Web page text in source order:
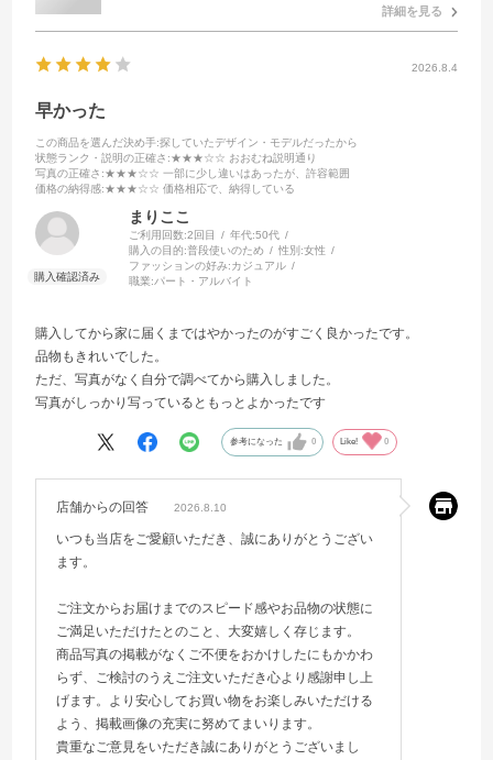
詳細を見る
2026.8.4
早かった
この商品を選んだ決め手:探していたデザイン・モデルだったから
状態ランク・説明の正確さ :★★★☆☆ おおむね説明通り
写真の正確さ :★★★☆☆ 一部に少し違いはあったが、許容範囲
価格の納得感:★★★☆☆ 価格相応で、納得している
まりここ
ご利用回数:2回目 年代:50代
購入の目的:普段使いのため 性別:女性
ファッションの好み:カジュアル
職業:パート・アルバイト
購入してから家に届くまではやかったのがすごく良かったです。
品物もきれいでした。
ただ、写真がなく自分で調べてから購入しました。
写真がしっかり写っているともっとよかったです
参考になった 0 Like! 0
店舗からの回答 2026.8.10
いつも当店をご愛顧いただき、誠にありがとうござい
ます。
ご注文からお届けまでのスピード感やお品物の状態に
ご満足いただけたとのこと、大変嬉しく存じます。
商品写真の掲載がなくご不便をおかけしたにもかかわ
らず、ご検討のうえご注文いただき心より感謝申し上
げます。より安心してお買い物をお楽しみいただける
よう、掲載画像の充実に努めてまいります。
貴重なご意見をいただき誠にありがとうございまし